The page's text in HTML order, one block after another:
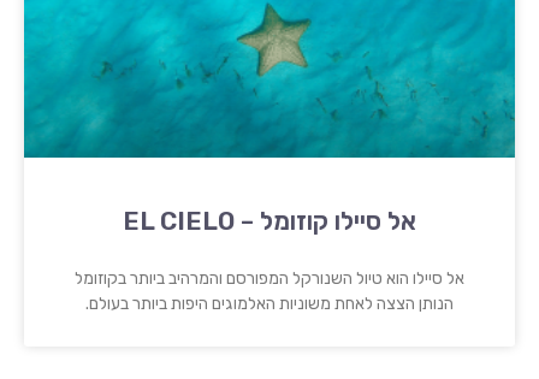
אל סיילו קוזומל – EL CIELO
אל סיילו הוא טיול השנורקל המפורסם והמרהיב ביותר בקוזומל
הנותן הצצה לאחת משוניות האלמוגים היפות ביותר בעולם.